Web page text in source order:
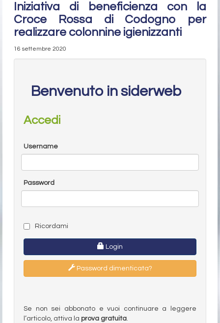
Iniziativa di beneficienza con la
Croce Rossa di Codogno per
realizzare colonnine igienizzanti
16 settembre 2020
Benvenuto in siderweb
Accedi
Username
Password
Ricordami
Login
Password dimenticata?
Se non sei abbonato e vuoi continuare a leggere
l’articolo, attiva la prova gratuita.